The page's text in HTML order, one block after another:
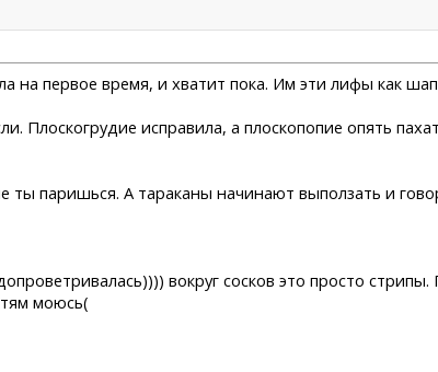
на первое время, и хватит пока. Им эти лифы как
Плоскогрудие исправила, а плоскопопие опять
ты паришься. А тараканы начинают выползать и
вокруг сосков это просто
моюсь(